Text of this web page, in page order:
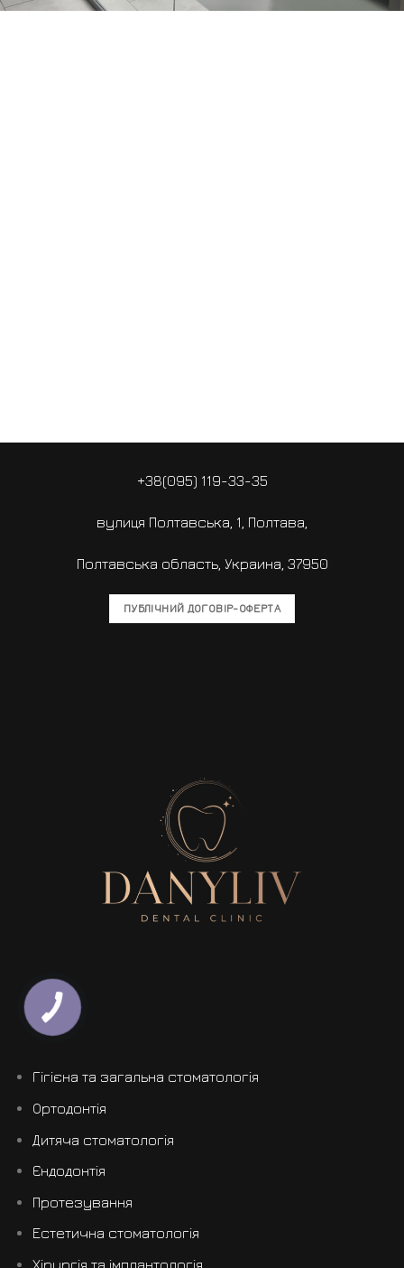
+38(095) 119-33-35
вулиця Полтавська, 1, Полтава,
Полтавська область, Украина, 37950
ПУБЛІЧНИЙ ДОГОВІР-ОФЕРТА
Гігієна та загальна стоматологія
Ортодонтія
Дитяча стоматологія
Єндодонтія
Протезування
Естетична стоматологія
Хірургія та імплантологія